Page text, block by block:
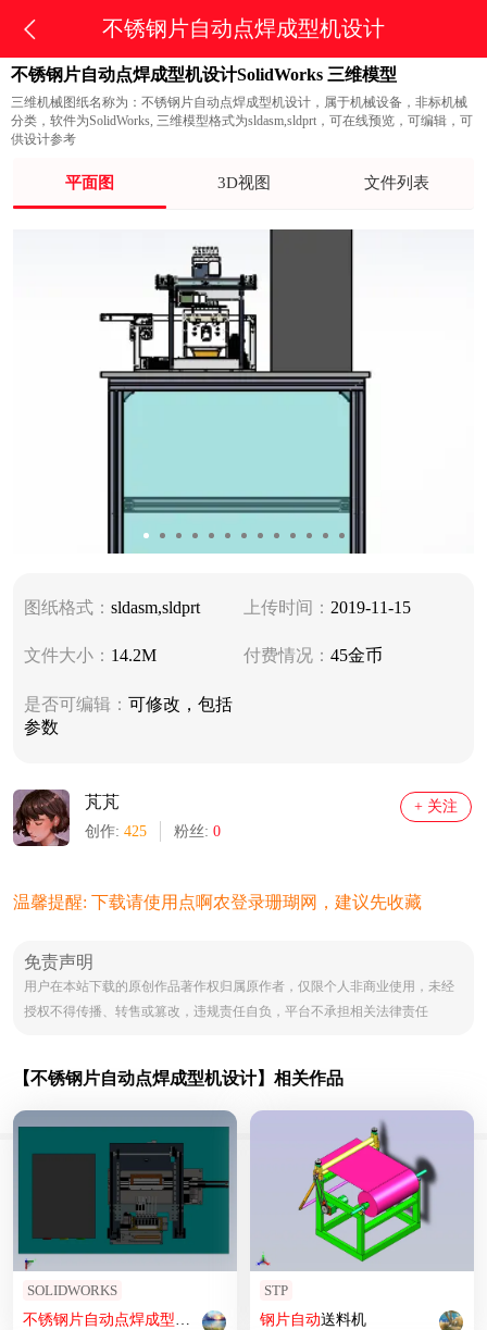
不锈钢片自动点焊成型机设计
不锈钢片自动点焊成型机设计SolidWorks 三维模型
三维机械图纸名称为：不锈钢片自动点焊成型机设计，属于机械设备，非标机械
分类，软件为SolidWorks, 三维模型格式为sldasm,sldprt，可在线预览，可编辑，可
供设计参考
平面图 3D视图 文件列表
图纸格式： sldasm,sldprt 上传时间： 2019-11-15
文件大小： 14.2M 付费情况： 45金币
是否可编辑： 可修改，包括
参数
芃芃
创作: 425 粉丝: 0
+ 关注
温馨提醒: 下载请使用点啊农登录珊瑚网，建议先收藏
免责声明
用户在本站下载的原创作品著作权归属原作者，仅限个人非商业使用，未经
授权不得传播、转售或篡改，违规责任自负，平台不承担相关法律责任
【不锈钢片自动点焊成型机设计】相关作品
SOLIDWORKS
不锈钢片自动点焊成型机 sw17
STP
钢片自动送料机